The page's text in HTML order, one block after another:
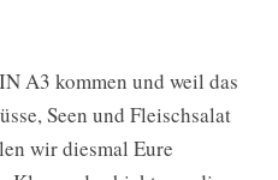
A3 kommen und weil das
Seen und Fleischsalat
wir diesmal Eure